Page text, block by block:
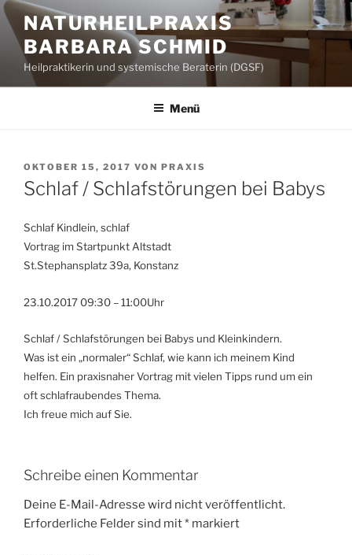
Zum
Inhalt
springen
NATURHEILPRAXIS
BARBARA SCHMID
Heilpraktikerin und systemische Beraterin (DGSF)
Menü
VERÖFFENTLICHT
AM
OKTOBER 15, 2017 VON PRAXIS
Schlaf / Schlafstörungen bei Babys
Schlaf Kindlein, schlaf
Vortrag im Startpunkt Altstadt
St.Stephansplatz 39a, Konstanz
23.10.2017 09:30 – 11:00Uhr
Schlaf / Schlafstörungen bei Babys und Kleinkindern.
Was ist ein „normaler“ Schlaf, wie kann ich meinem Kind
helfen. Ein praxisnaher Vortrag mit vielen Tipps rund um ein
oft schlafraubendes Thema.
Ich freue mich auf Sie.
Schreibe einen Kommentar
Deine E-Mail-Adresse wird nicht veröffentlicht.
Erforderliche Felder sind mit* markiert